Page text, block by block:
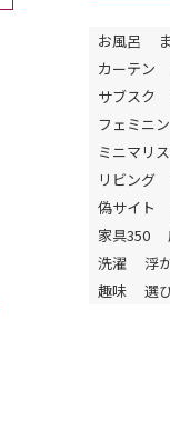
お風呂
カーテン
サブスク
フェミニン
ミニマリ
リビング
偽サイト
家具350
洗濯
浮
趣味
選